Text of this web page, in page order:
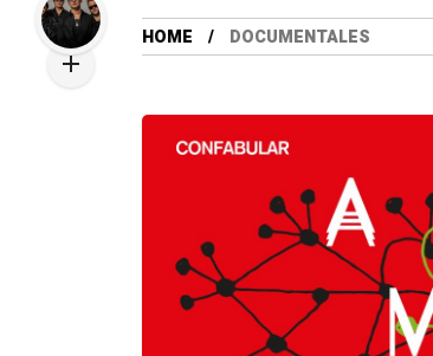
HOME DOCUMENTALES